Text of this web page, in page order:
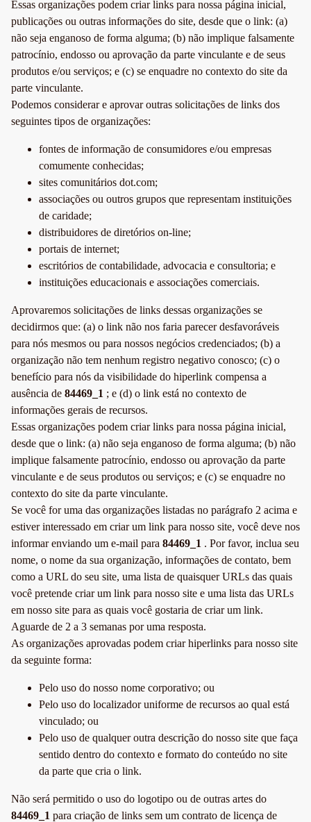
Essas organizações podem criar links para nossa página inicial,
publicações ou outras informações do site, desde que o link: (a)
não seja enganoso de forma alguma; (b) não implique falsamente
patrocínio, endosso ou aprovação da parte vinculante e de seus
produtos e/ou serviços; e (c) se enquadre no contexto do site da
parte vinculante.
Podemos considerar e aprovar outras solicitações de links dos
seguintes tipos de organizações:
fontes de informação de consumidores e/ou empresas
comumente conhecidas;
sites comunitários dot.com;
associações ou outros grupos que representam instituições
de caridade;
distribuidores de diretórios on-line;
portais de internet;
escritórios de contabilidade, advocacia e consultoria; e
instituições educacionais e associações comerciais.
Aprovaremos solicitações de links dessas organizações se
decidirmos que: (a) o link não nos faria parecer desfavoráveis
para nós mesmos ou para nossos negócios credenciados; (b) a
organização não tem nenhum registro negativo conosco; (c) o
benefício para nós da visibilidade do hiperlink compensa a
ausência de 84469_1 ; e (d) o link está no contexto de
informações gerais de recursos.
Essas organizações podem criar links para nossa página inicial,
desde que o link: (a) não seja enganoso de forma alguma; (b) não
implique falsamente patrocínio, endosso ou aprovação da parte
vinculante e de seus produtos ou serviços; e (c) se enquadre no
contexto do site da parte vinculante.
Se você for uma das organizações listadas no parágrafo 2 acima e
estiver interessado em criar um link para nosso site, você deve nos
informar enviando um e-mail para 84469_1 . Por favor, inclua seu
nome, o nome da sua organização, informações de contato, bem
como a URL do seu site, uma lista de quaisquer URLs das quais
você pretende criar um link para nosso site e uma lista das URLs
em nosso site para as quais você gostaria de criar um link.
Aguarde de 2 a 3 semanas por uma resposta.
As organizações aprovadas podem criar hiperlinks para nosso site
da seguinte forma:
Pelo uso do nosso nome corporativo; ou
Pelo uso do localizador uniforme de recursos ao qual está
vinculado; ou
Pelo uso de qualquer outra descrição do nosso site que faça
sentido dentro do contexto e formato do conteúdo no site
da parte que cria o link.
Não será permitido o uso do logotipo ou de outras artes do
84469_1 para criação de links sem um contrato de licença de